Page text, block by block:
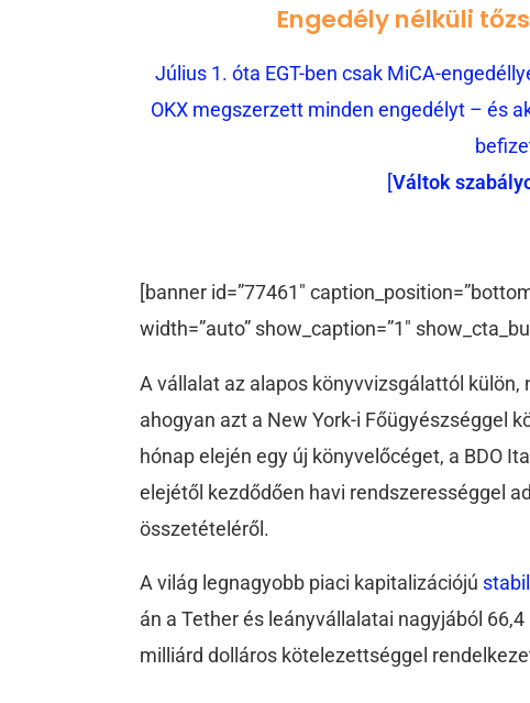
Engedély nélküli
Július 1. óta EGT-ben csak MiCA-
OKX megszerzett minden engedélyt – és
[Váltok
[banner id=”77461″
width=”auto” show_caption=”1″
A vállalat az alapos könyvvizsgálattól
ahogyan azt a New York-i Főügyészséggel
hónap elején egy új könyvelőcéget, a BDO
elejétől kezdődően havi rendszerességgel
összetételéről.
A világ legnagyobb piaci kapitalizációjú
án a Tether és leányvállalatai nagyjából
milliárd dolláros kötelezettséggel